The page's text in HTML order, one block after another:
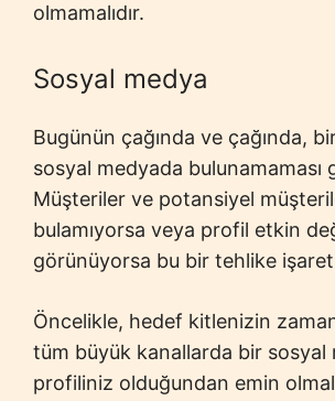
olmamalıdır.
Sosyal medya
Bugünün çağında ve çağında,
sosyal medyada bulunamaması
Müşteriler ve potansiyel
bulamıyorsa veya profil etkin
görünüyorsa bu bir tehlike
Öncelikle, hedef kitlenizin
tüm büyük kanallarda bir sosyal
profiliniz olduğundan emin